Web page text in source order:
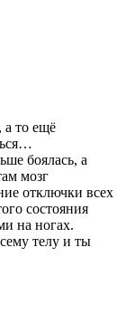
а то ещё
боялась, а
мозг
отключки всех
состояния
на ногах.
телу и ты